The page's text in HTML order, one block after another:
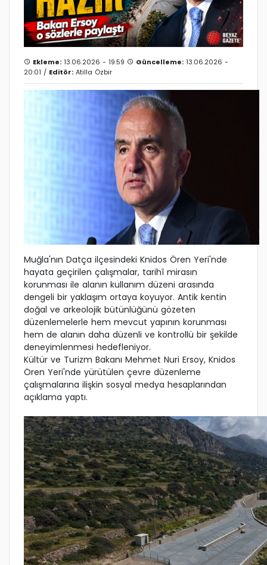
Ekleme: 13.06.2026 - 19:59 Güncelleme: 13.06.2026 -
20:01 / Editör: Atilla Özbir
Muğla'nın Datça ilçesindeki Knidos Ören Yeri'nde
hayata geçirilen çalışmalar, tarihî mirasın
korunması ile alanın kullanım düzeni arasında
dengeli bir yaklaşım ortaya koyuyor. Antik kentin
doğal ve arkeolojik bütünlüğünü gözeten
düzenlemelerle hem mevcut yapının korunması
hem de alanın daha düzenli ve kontrollü bir şekilde
deneyimlenmesi hedefleniyor.
Kültür ve Turizm Bakanı Mehmet Nuri Ersoy, Knidos
Ören Yeri'nde yürütülen çevre düzenleme
çalışmalarına ilişkin sosyal medya hesaplarından
açıklama yaptı.